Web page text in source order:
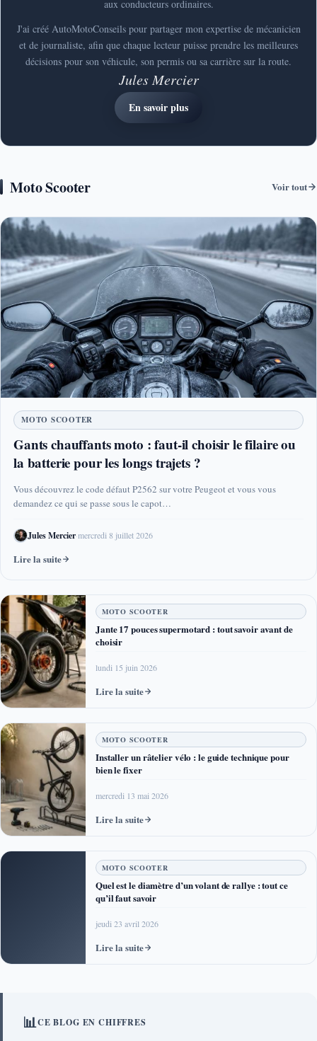
aux conducteurs ordinaires.
J'ai créé AutoMotoConseils pour partager mon expertise de mécanicien
et de journaliste, afin que chaque lecteur puisse prendre les meilleures
décisions pour son véhicule, son permis ou sa carrière sur la route.
Jules Mercier
En savoir plus
Moto Scooter Voir tout
MOTO SCOOTER
Gants chauffants moto : faut-il choisir le filaire ou
la batterie pour les longs trajets ?
Vous découvrez le code défaut P2562 sur votre Peugeot et vous vous
demandez ce qui se passe sous le capot…
Jules Mercier·mercredi 8 juillet 2026
Lire la suite
MOTO SCOOTER
Jante 17 pouces supermotard : tout savoir avant de
choisir
lundi 15 juin 2026
Lire la suite
MOTO SCOOTER
Installer un râtelier vélo : le guide technique pour
bien le fixer
mercredi 13 mai 2026
Lire la suite
MOTO SCOOTER
Quel est le diamètre d’un volant de rallye : tout ce
qu’il faut savoir
jeudi 23 avril 2026
Lire la suite
📊CE BLOG EN CHIFFRES